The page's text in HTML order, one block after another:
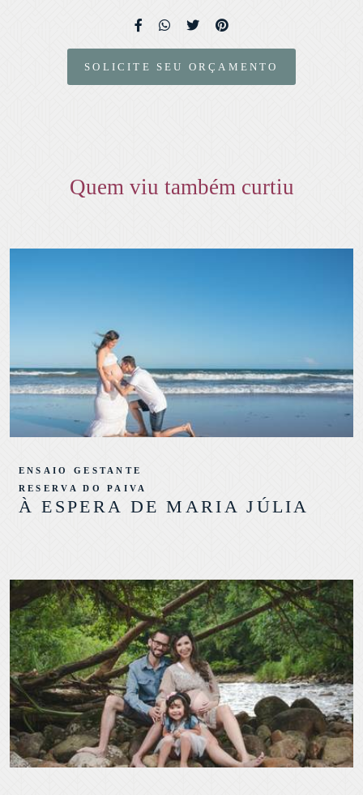
SOLICITE SEU ORÇAMENTO
Quem viu também curtiu
À ESPERA DE MARIA JÚLIA
ENSAIO GESTANTE
RESERVA DO PAIVA